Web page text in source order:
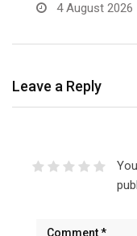
4 August 2026
Leave a Reply